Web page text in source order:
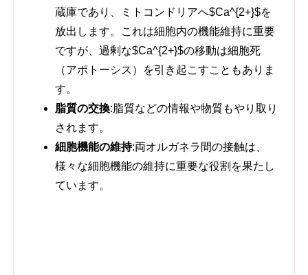
蔵庫であり、ミトコンドリアへ$Ca^{2+}$を
放出します。
これは細胞内の機能維持に重要
ですが、過剰な$Ca^{2+}$の移動は細胞死
（アポトーシス）を引き起こすこともありま
す。
脂質の交換: 脂質などの情報や物質もやり取り
されます。
細胞機能の維持:両オルガネラ間の接触は、
様々な細胞機能の維持に重要な役割を果たし
ています。